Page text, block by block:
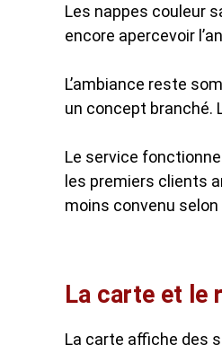
Les nappes couleur
encore apercevoir
L’ambiance reste
un concept branché.
Le service
les premiers clients
moins convenu
La carte et le
La carte affiche des